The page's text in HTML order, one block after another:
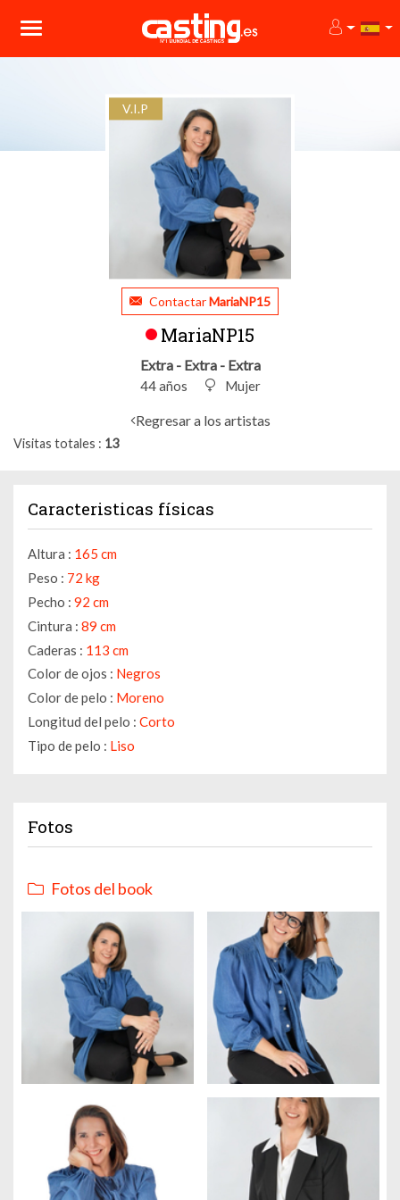
V.I.P
ContactarMariaNP15
MariaNP15
Extra - Extra - Extra
44 años Mujer
Regresar a los artistas
Visitas totales 13
Caracteristicas físicas
Altura : 165 cm
Peso : 72 kg
Pecho : 92 cm
Cintura : 89 cm
Caderas : 113 cm
Color de ojos : Negros
Color de pelo : Moreno
Longitud del pelo : Corto
Tipo de pelo : Liso
Fotos
Fotos del book